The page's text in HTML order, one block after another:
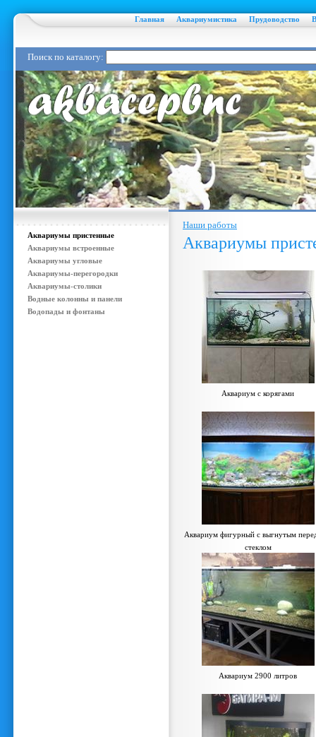
Главная Аквариумистика Прудоводство
Поиск по каталогу:
Аквариумы пристенные
Аквариумы встроенные
Аквариумы угловые
Аквариумы-перегородки
Аквариумы-столики
Водные колонны и панели
Водопады и фонтаны
Наши работы
Аквариумы
Аквариум с корягами
Аквариум фигурный с выгнутым
стеклом
Аквариум 2900 литров